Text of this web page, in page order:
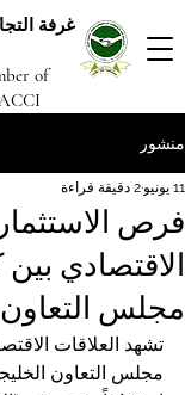
غرفة
of
منشور
فرص
الاقتصادي بين
مجلس
11 يونيو 2 دقيقة قراءة
تشهد العلاقات
مجلس التعاون